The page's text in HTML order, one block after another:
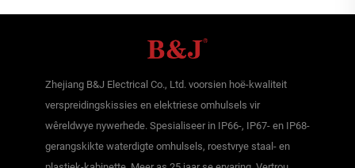
Zhejiang B&J Electrical Co., Ltd. voorsien hoë-kwaliteit
verspreidingskissies en elektriese omhulsels vir
wêreldwye nywerhede. Spesialiseer in IP66-, IP67- en IP68-
gerangskikte waterdigte omhulsels, roestvrye staal- en